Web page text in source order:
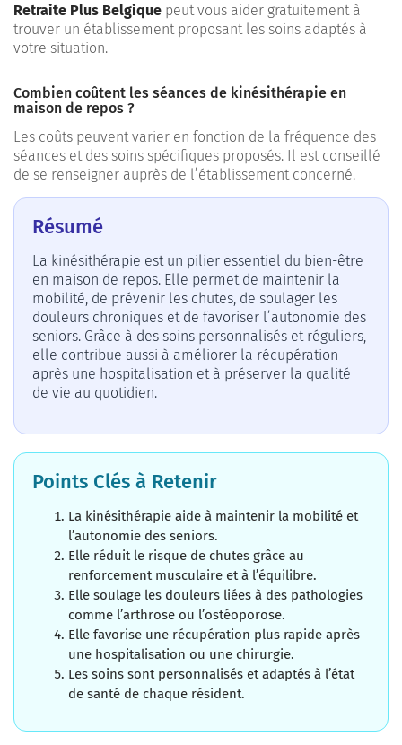
Retraite Plus Belgique peut vous aider gratuitement à
trouver un établissement proposant les soins adaptés à
votre situation.
Combien coûtent les séances de kinésithérapie en
maison de repos ?
Les coûts peuvent varier en fonction de la fréquence des
séances et des soins spécifiques proposés. Il est conseillé
de se renseigner auprès de l’établissement concerné.
Résumé
La kinésithérapie est un pilier essentiel du bien-être
en maison de repos. Elle permet de maintenir la
mobilité, de prévenir les chutes, de soulager les
douleurs chroniques et de favoriser l’autonomie des
seniors. Grâce à des soins personnalisés et réguliers,
elle contribue aussi à améliorer la récupération
après une hospitalisation et à préserver la qualité
de vie au quotidien.
Points Clés à Retenir
La kinésithérapie aide à maintenir la mobilité et
l’autonomie des seniors.
Elle réduit le risque de chutes grâce au
renforcement musculaire et à l’équilibre.
Elle soulage les douleurs liées à des pathologies
comme l’arthrose ou l’ostéoporose.
Elle favorise une récupération plus rapide après
une hospitalisation ou une chirurgie.
Les soins sont personnalisés et adaptés à l’état
de santé de chaque résident.